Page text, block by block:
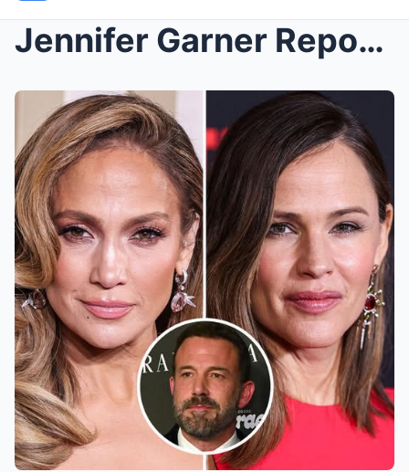
Jennifer Garner Reportedly ‘No Longer Wishes’ To H...